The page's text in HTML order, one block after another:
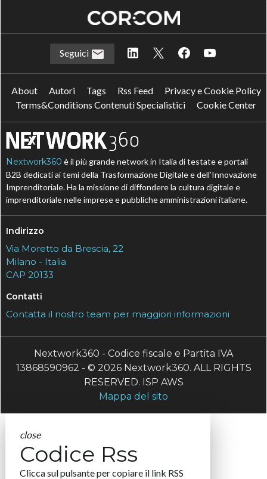
Seguici
About Autori Tags Rss Feed
Privacy e Cookie Policy
Terms&Conditions Contenuti Specialistici
Cookie Center
Nextwork360 è il più grande network in Italia di testate e portali
B2B dedicati ai temi della Trasformazione Digitale e dell’Innovazione
Imprenditoriale. Ha la missione di diffondere la cultura digitale e
imprenditoriale nelle imprese e pubbliche amministrazioni italiane.
Indirizzo
Via Moretto da Brescia, 22
Milano - Italia
CAP 20133
Contatti
Contatta il nostro team per maggiori informazioni
Nextwork360 - Codice fiscale e Partita IVA
13868590962 - © 2026 Nextwork360. ALL RIGHTS
RESERVED. ISP AWS
Mappa del sito
close
Codice Rss
Clicca sul pulsante per copiare il link RSS